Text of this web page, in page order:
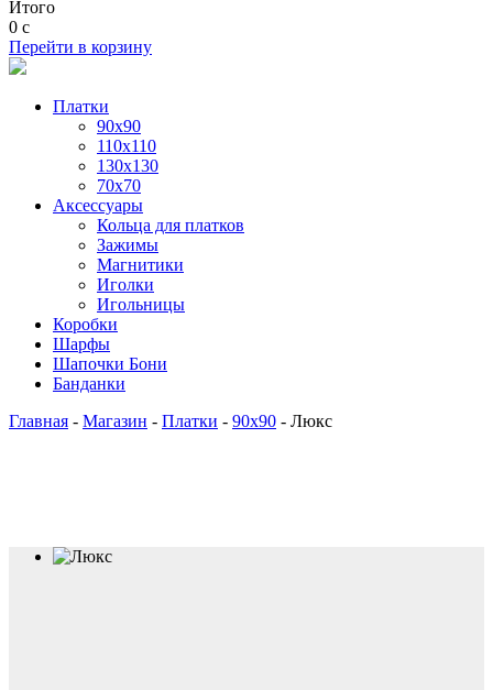
Итого
0 c
Перейти в корзину
Платки
90x90
110x110
130x130
70х70
Аксессуары
Кольца для платков
Зажимы
Магнитики
Иголки
Игольницы
Коробки
Шарфы
Шапочки Бони
Банданки
Главная - Магазин - Платки - 90x90 - Люкс